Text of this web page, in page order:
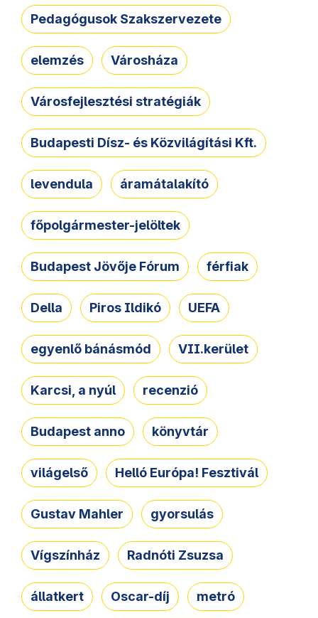
Pedagógusok Szakszervezete
elemzés Városháza
Városfejlesztési stratégiák
Budapesti Dísz- és Közvilágítási Kft.
levendula áramátalakító
főpolgármester-jelöltek
Budapest Jövője Fórum férfiak
Della Piros Ildikó UEFA
egyenlő bánásmód VII.kerület
Karcsi, a nyúl recenzió
Budapest anno könyvtár
világelső Helló Európa! Fesztivál
Gustav Mahler gyorsulás
Vígszínház Radnóti Zsuzsa
állatkert Oscar-díj metró